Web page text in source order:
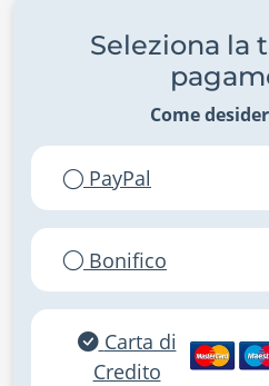
Seleziona la
Come
PayPal
Bonifico
Carta di
Credito